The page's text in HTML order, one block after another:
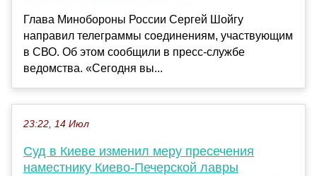
Глава Минобороны России Сергей Шойгу
направил телеграммы соединениям, участвующим
в СВО. Об этом сообщили в пресс-службе
ведомства. «Сегодня вы...
23:22, 14 Июл
Суд в Киеве изменил меру пресечения
наместнику Киево-Печерской лавры